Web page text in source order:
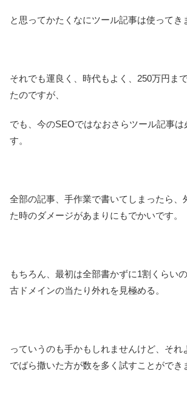
と思ってかたくなにツール記事は使ってき
それでも運良く、時代もよく、250万円ま
たのですが、
でも、今のSEOではなおさらツール記事は
す。
全部の記事、手作業で書いてしまったら、
た時のダメージがあまりにもでかいです。
もちろん、最初は全部書かずに1割くらい
古ドメインの当たり外れを見極める。
っていうのも手かもしれませんけど、それ
でばら撒いた方が数を多く試すことができ